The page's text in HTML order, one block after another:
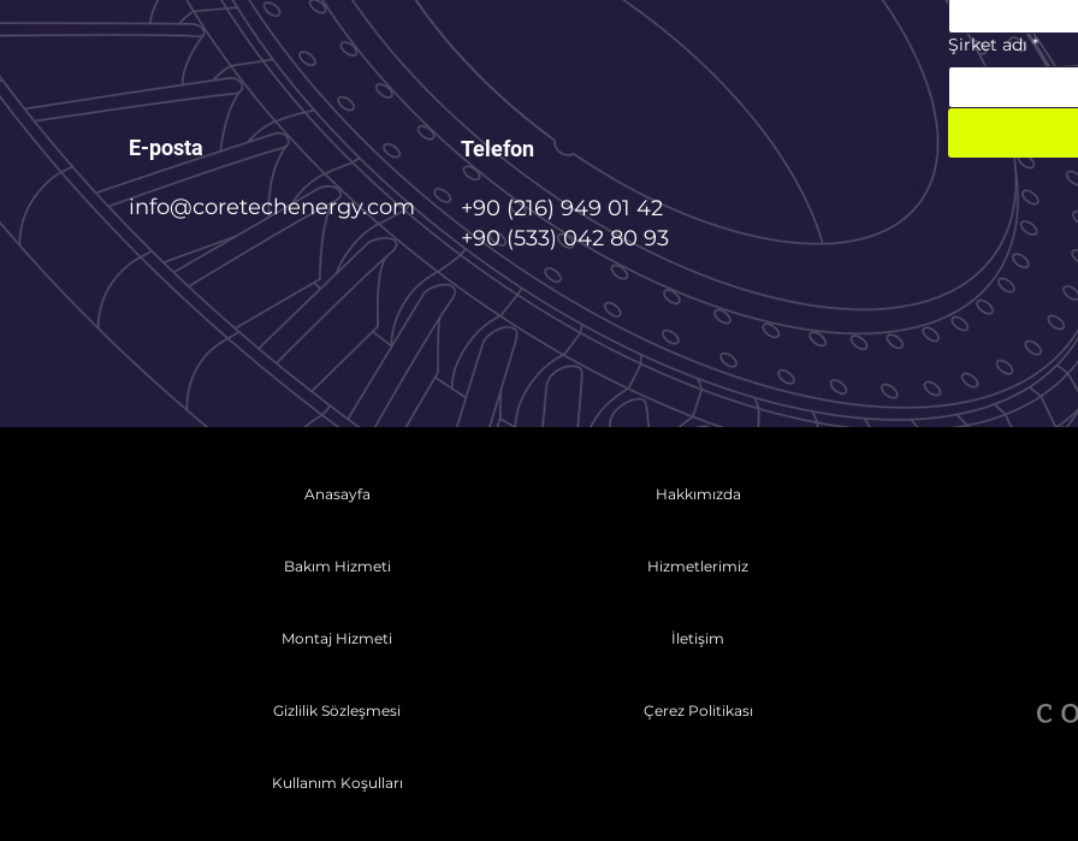
E-posta
info@coretechenergy.com
Telefon
+90 (216) 949 01 42
+90 (533) 042 80 93
Şirket adı *
Anasayfa
Bakım Hizmeti
Montaj Hizmeti
Gizlilik Sözleşmesi
Kullanım Koşulları
Hakkımızda
Hizmetlerimiz
İletişim
Çerez Politikası